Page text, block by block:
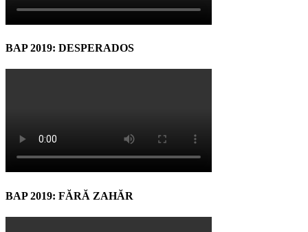
BAP 2019: DESPERADOS
BAP 2019: FĂRĂ ZAHĂR